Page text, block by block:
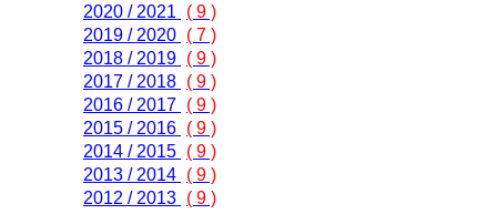
2020 / 2021
( 9 )
2019 / 2020 ( 7 )
2018 / 2019 ( 9 )
2017 / 2018 ( 9 )
2016 / 2017 ( 9 )
2015 / 2016 ( 9 )
2014 / 2015 ( 9 )
2013 / 2014 ( 9 )
2012 / 2013 ( 9 )